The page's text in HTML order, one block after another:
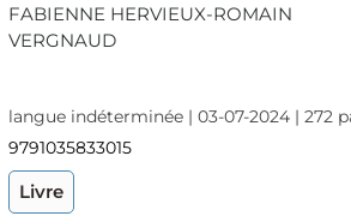
FABIENNE HERVIEUX-ROMAIN
VERGNAUD
langue indéterminée | 03-07-2024 | 272
9791035833015
Livre